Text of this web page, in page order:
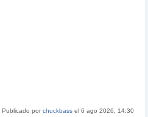
Publicado porchuckbass el 6 ago 2026, 14:30